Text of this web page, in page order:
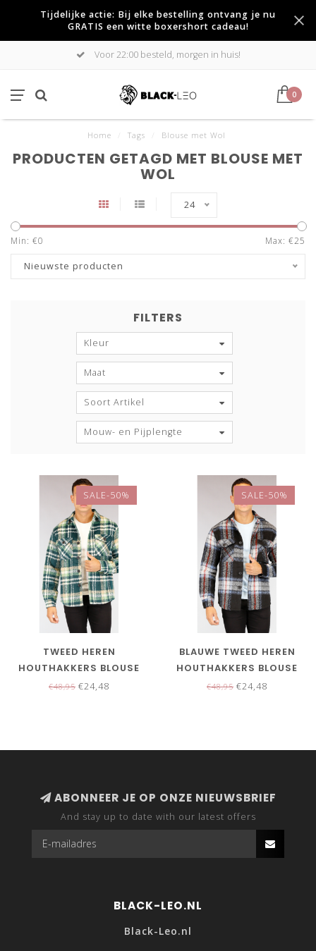
Tijdelijke actie: Bij elke bestelling ontvang je nu
GRATIS een witte boxershort cadeau!
Voor 22:00 besteld, morgen in huis!
0
Home Tags Blouse met Wol
PRODUCTEN GETAGD MET BLOUSE MET
WOL
24
Min: €0 Max: €25
Nieuwste producten
FILTERS
Kleur
Maat
Soort Artikel
Mouw- en Pijplengte
SALE-50%
TWEED HEREN
HOUTHAKKERS BLOUSE
GROEN
€48,95 €24,48
SALE-50%
BLAUWE TWEED HEREN
HOUTHAKKERS BLOUSE
€48,95 €24,48
ABONNEER JE OP ONZE NIEUWSBRIEF
And stay up to date with our latest offers
BLACK-LEO.NL
Black-Leo.nl